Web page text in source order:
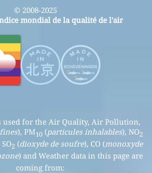
© 2008-2025
mondial de la qualité de l'air
used for the Air Quality, Air Pollution,
), PM10(particules inhalables), NO2
2 (dioxyde de soufre), CO (monoxyde
) and Weather data in this page are
coming from: